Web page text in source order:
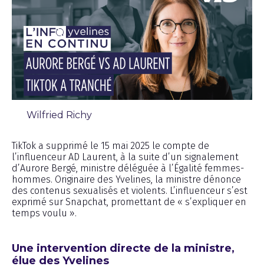
Wilfried Richy
TikTok a supprimé le 15 mai 2025 le compte de
l’influenceur AD Laurent, à la suite d’un signalement
d’Aurore Bergé, ministre déléguée à l’Égalité femmes-
hommes. Originaire des Yvelines, la ministre dénonce
des contenus sexualisés et violents. L’influenceur s’est
exprimé sur Snapchat, promettant de « s’expliquer en
temps voulu ».
Une intervention directe de la ministre,
élue des Yvelines